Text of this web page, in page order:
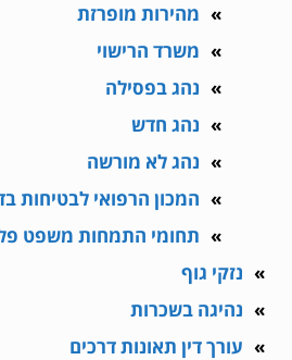
מהירות מופרזת
משרד הרישוי
נהג בפסילה
נהג חדש
נהג לא מורשה
המכון הרפואי לבטיחות
תחומי התמחות משפט
נזקי גוף
נהיגה בשכרות
עורך דין תאונות דרכים